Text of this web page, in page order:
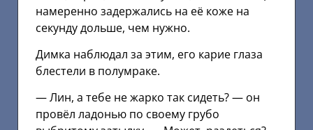
намеренно задержались на её коже на
секунду дольше, чем нужно.
Димка наблюдал за этим, его карие глаза
блестели в полумраке.
— Лин, а тебе не жарко так сидеть? — он
провёл ладонью по своему грубо